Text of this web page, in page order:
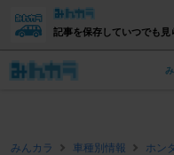
記事を保存していつでも見
みんカラ 車種別情報 ホン